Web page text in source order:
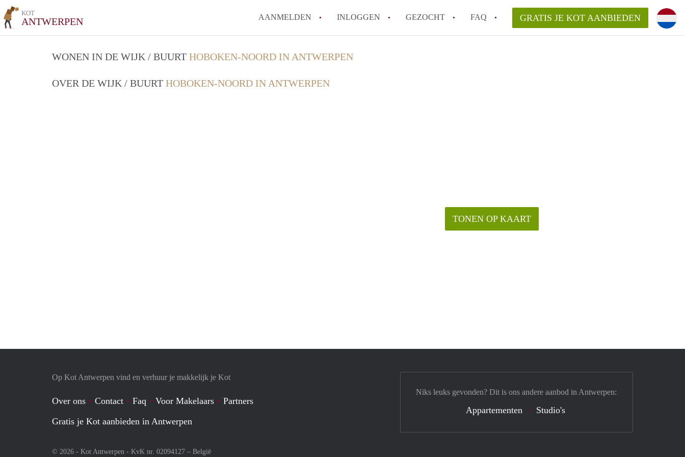
KOT
ANTWERPEN AANMELDEN INLOGGEN GEZOCHT FAQ GRATIS JE KOT AANBIEDEN
WONEN IN DE WIJK / BUURT HOBOKEN-NOORD IN ANTWERPEN
OVER DE WIJK / BUURT HOBOKEN-NOORD IN ANTWERPEN
TONEN OP KAART
Op Kot Antwerpen vind en verhuur je makkelijk je Kot
Over ons Contact Faq Voor Makelaars
Partners
Gratis je Kot aanbieden in Antwerpen
© 2026 - Kot Antwerpen - KvK nr. 02094127 – België
Niks leuks gevonden? Dit is ons andere aanbod in Antwerpen:
Appartementen Studio's